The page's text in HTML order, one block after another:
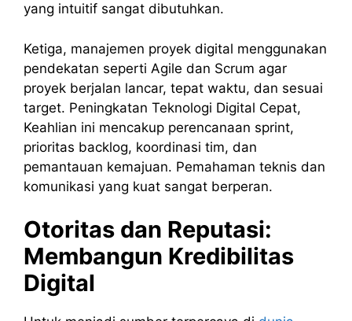
yang intuitif sangat dibutuhkan.
Ketiga, manajemen proyek digital menggunakan
pendekatan seperti Agile dan Scrum agar
proyek berjalan lancar, tepat waktu, dan sesuai
target. Peningkatan Teknologi Digital Cepat,
Keahlian ini mencakup perencanaan sprint,
prioritas backlog, koordinasi tim, dan
pemantauan kemajuan. Pemahaman teknis dan
komunikasi yang kuat sangat berperan.
Otoritas dan Reputasi:
Membangun Kredibilitas
Digital